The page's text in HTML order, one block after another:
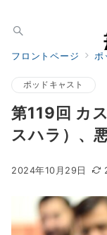
フロントページ ポ
ポッドキャスト
第119回 カ
スハラ）、
2024年10月29日